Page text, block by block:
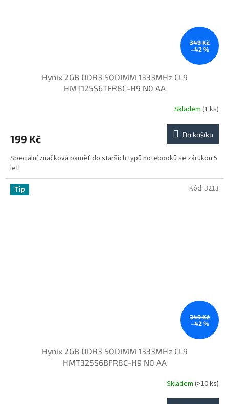
349 Kč
–42 %
Hynix 2GB DDR3 SODIMM 1333MHz CL9
HMT125S6TFR8C-H9 N0 AA
Skladem (1 ks)
199 Kč Do košíku
Speciální značková paměť do starších typů notebooků se zárukou 5
let!
Tip
349 Kč
–42 %
Hynix 2GB DDR3 SODIMM 1333MHz CL9
HMT325S6BFR8C-H9 N0 AA
Skladem (>10 ks)
Kód: 3213